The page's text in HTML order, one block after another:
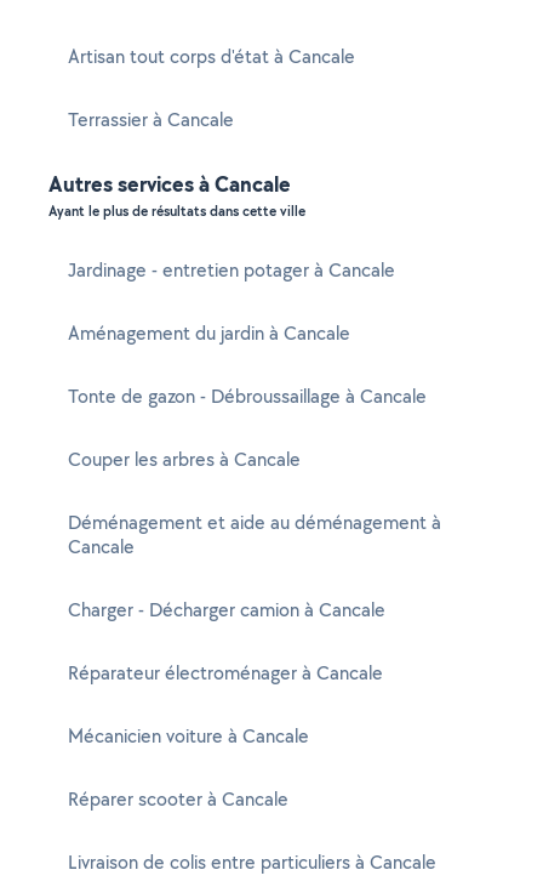
Artisan tout corps d'état à Cancale
Terrassier à Cancale
Autres services à Cancale
Ayant le plus de résultats dans cette ville
Jardinage - entretien potager à Cancale
Aménagement du jardin à Cancale
Tonte de gazon - Débroussaillage à Cancale
Couper les arbres à Cancale
Déménagement et aide au déménagement à
Cancale
Charger - Décharger camion à Cancale
Réparateur électroménager à Cancale
Mécanicien voiture à Cancale
Réparer scooter à Cancale
Livraison de colis entre particuliers à Cancale